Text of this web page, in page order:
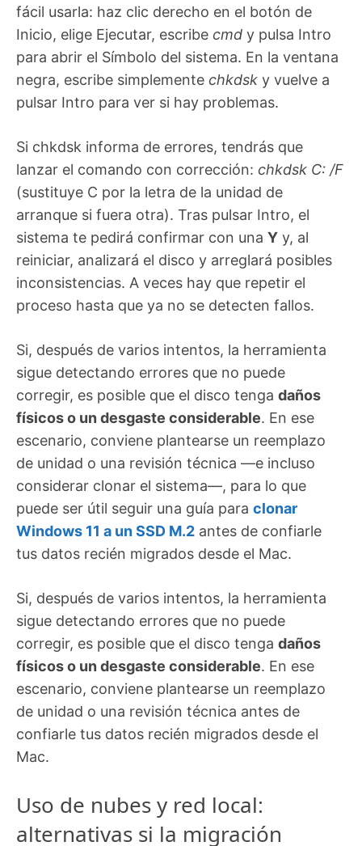
fácil usarla: haz clic derecho en el botón de
Inicio, elige Ejecutar, escribe cmd y pulsa Intro
para abrir el Símbolo del sistema. En la ventana
negra, escribe simplemente chkdsk y vuelve a
pulsar Intro para ver si hay problemas.
Si chkdsk informa de errores, tendrás que
lanzar el comando con corrección: chkdsk C: /F
(sustituye C por la letra de la unidad de
arranque si fuera otra). Tras pulsar Intro, el
sistema te pedirá confirmar con una Y y, al
reiniciar, analizará el disco y arreglará posibles
inconsistencias. A veces hay que repetir el
proceso hasta que ya no se detecten fallos.
Si, después de varios intentos, la herramienta
sigue detectando errores que no puede
corregir, es posible que el disco tenga daños
físicos o un desgaste considerable. En ese
escenario, conviene plantearse un reemplazo
de unidad o una revisión técnica —e incluso
considerar clonar el sistema—, para lo que
puede ser útil seguir una guía para clonar
Windows 11 a un SSD M.2 antes de confiarle
tus datos recién migrados desde el Mac.
Si, después de varios intentos, la herramienta
sigue detectando errores que no puede
corregir, es posible que el disco tenga daños
físicos o un desgaste considerable. En ese
escenario, conviene plantearse un reemplazo
de unidad o una revisión técnica antes de
confiarle tus datos recién migrados desde el
Mac.
Uso de nubes y red local:
alternativas si la migración